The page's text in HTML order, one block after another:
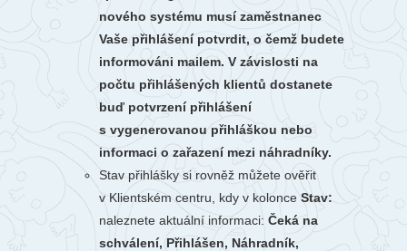
nového systému musí zaměstnanec
Vaše přihlášení potvrdit, o čemž budete
informováni mailem. V závislosti na
počtu přihlášených klientů dostanete
buď potvrzení přihlášení
s vygenerovanou přihláškou nebo
informaci o zařazení mezi náhradníky.
Stav přihlášky si rovněž můžete ověřit
v Klientském centru, kdy v kolonce Stav:
naleznete aktuální informaci: Čeká na
schválení, Přihlášen, Náhradník,